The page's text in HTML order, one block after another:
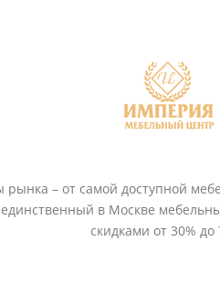
– от самой доступной
в Москве
скидками от 30% до